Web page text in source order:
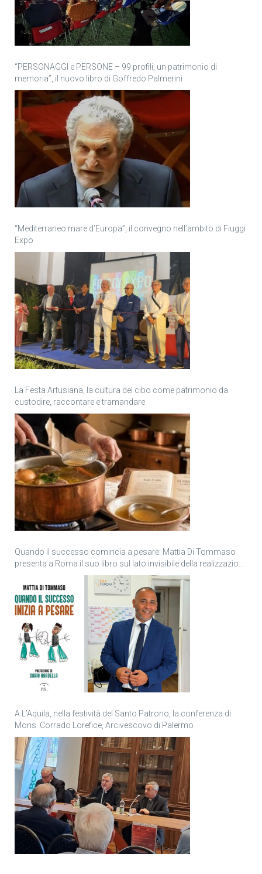
“PERSONAGGI e PERSONE – 99 profili, un patrimonio di
memoria”, il nuovo libro di Goffredo Palmerini
“Mediterraneo mare d’Europa”, il convegno nell’ambito di Fiuggi
Expo
La Festa Artusiana, la cultura del cibo come patrimonio da
custodire, raccontare e tramandare
Quando il successo comincia a pesare: Mattia Di Tommaso
presenta a Roma il suo libro sul lato invisibile della realizzazione
A L’Aquila, nella festività del Santo Patrono, la conferenza di
Mons. Corrado Lorefice, Arcivescovo di Palermo